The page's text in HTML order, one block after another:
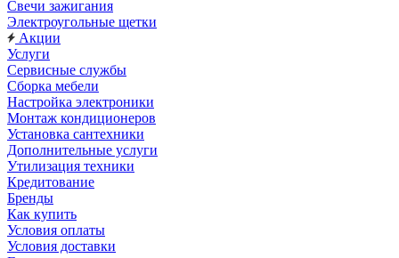
Свечи зажигания
Электроугольные щетки
Акции
Услуги
Сервисные службы
Сборка мебели
Настройка электроники
Монтаж кондиционеров
Установка сантехники
Дополнительные услуги
Утилизация техники
Кредитование
Бренды
Как купить
Условия оплаты
Условия доставки